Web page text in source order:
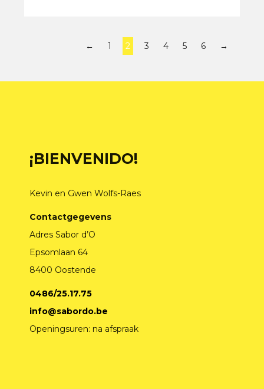
← 1 2 3 4 5 6 →
¡BIENVENIDO!
Kevin en Gwen Wolfs-Raes
Contactgegevens
Adres Sabor d’O
Epsomlaan 64
8400 Oostende
0486/25.17.75
info@sabordo.be
Openingsuren: na afspraak